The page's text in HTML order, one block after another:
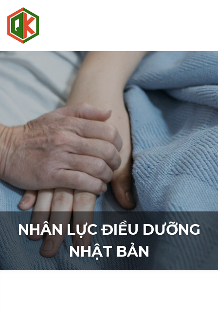
QUÝ
KHANH
GROUP
NHÂN LỰC ĐIỀU DƯỠNG
NHẬT BẢN